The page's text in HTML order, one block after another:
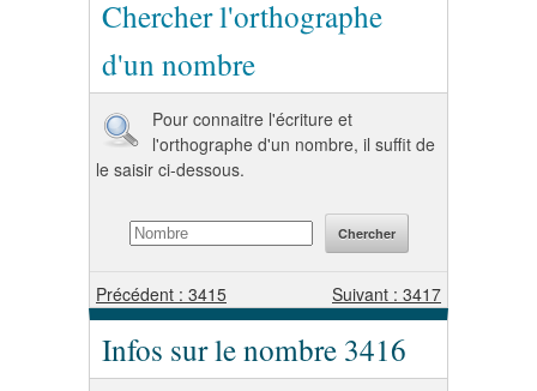
Chercher l'orthographe
d'un nombre
Pour connaitre l'écriture et
l'orthographe d'un nombre, il suffit de
le saisir ci-dessous.
Précédent : 3415 Suivant : 3417
Infos sur le nombre 3416